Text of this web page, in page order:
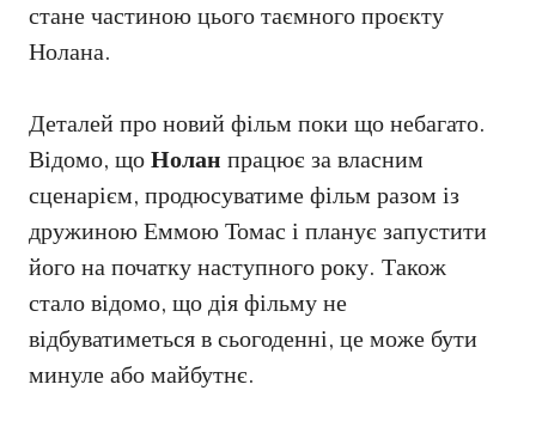
стане частиною цього таємного проєкту
Нолана.
Деталей про новий фільм поки що небагато.
Відомо, щоНолан працює за власним
сценарієм, продюсуватиме фільм разом із
дружиною Еммою Томас і планує запустити
його на початку наступного року. Також
стало відомо, що дія фільму не
відбуватиметься в сьогоденні, це може бути
минуле або майбутнє.